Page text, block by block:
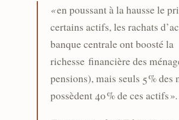
«en poussant à la hausse le
certains actifs, les rachats
banque centrale ont boosté la
richesse financière des
pensions), mais seuls 5 % des
possèdent 40 % de ces actifs ».